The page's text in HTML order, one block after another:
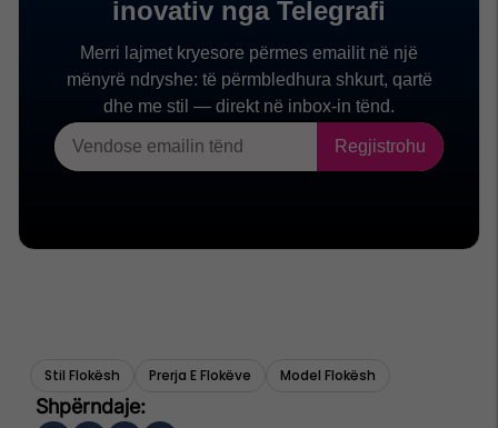
Stil Flokësh Prerja E Flokëve Model Flokësh